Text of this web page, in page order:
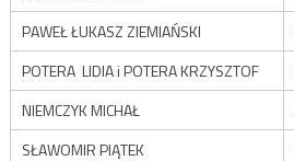
PAWEŁ ŁUKASZ ZIEMIAŃSKI
POTERA LIDIA i POTERA KRZYSZTOF
NIEMCZYK MICHAŁ
SŁAWOMIR PIĄTEK